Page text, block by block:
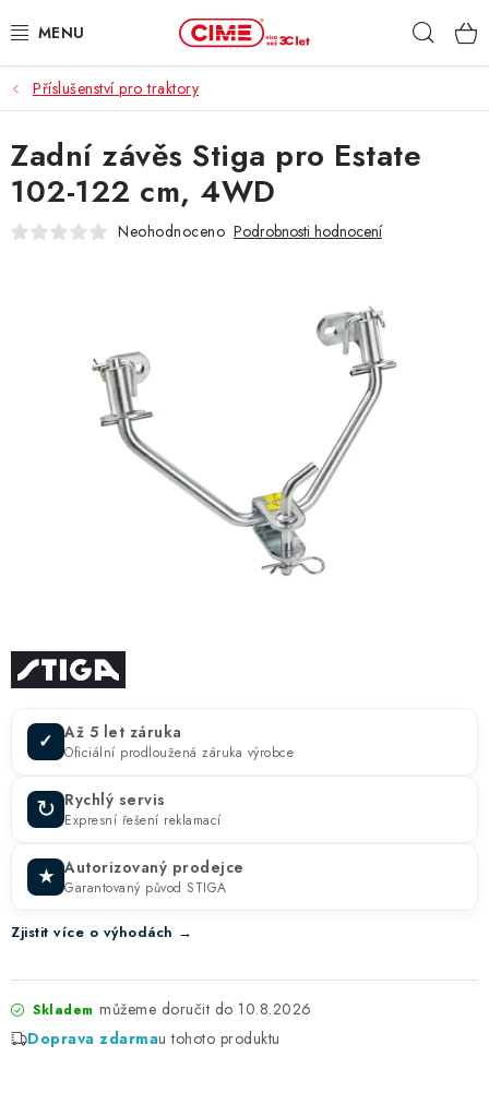
na
ZAHRADA, LES
DÍLNA, STAVBA
MILWAUKEE
PRODEJNY
OCHRANA OSOBNÍCH ÚDAJŮ
EXPEDICE ZBOŽÍ
Příslušenství pro traktory
✓ Až 5 let záruka
Oficiální prodloužená záruka výrobce
↻ Rychlý servis
Expresní řešení reklamací
★ Autorizovaný prodejce
Garantovaný původ STIGA
Zjistit více o výhodách →
Skladem
10.8.2026
Doprava zdarmau tohoto produktu
Zadní závěs Stiga pro Estate
102-122 cm, 4WD
Neohodnoceno Podrobnosti hodnocení